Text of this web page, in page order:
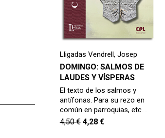
Lligadas Vendrell, Josep
DOMINGO: SALMOS DE
LAUDES Y VÍSPERAS
El texto de los salmos y
antífonas. Para su rezo en
común en parroquias, etc.…
4,50€ 4,28 €